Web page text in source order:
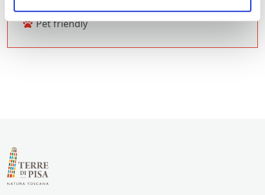
333 7384806
Pet friendly